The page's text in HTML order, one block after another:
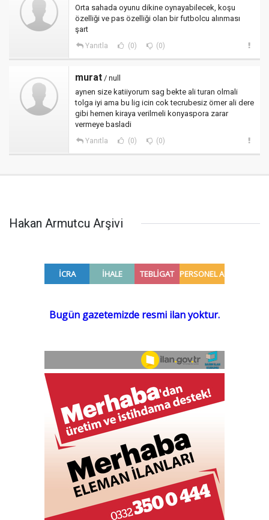
Orta sahada oyunu dikine oynayabilecek, koşu
özelliği ve pas özelliği olan bir futbolcu alınması
şart
Yanıtla (0) (0)
murat / null
aynen size katiiyorum sag bekte ali turan olmali
tolga iyi ama bu lig icin cok tecrubesiz ömer ali dere
gibi hemen kiraya verilmeli konyaspora zarar
vermeye basladi
Yanıtla (0) (0)
Hakan Armutcu Arşivi